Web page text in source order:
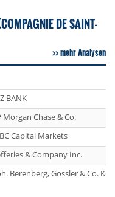
DE SAINT-
mehr Analysen
BANK
Morgan Chase & Co.
Capital Markets
& Company Inc.
Berenberg, Gossler & Co.